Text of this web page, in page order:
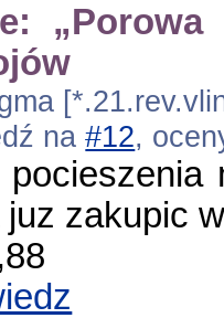
na#12,
juz zakupic